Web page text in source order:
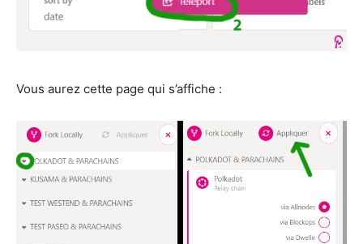
Vous aurez cette page qui s’affiche :